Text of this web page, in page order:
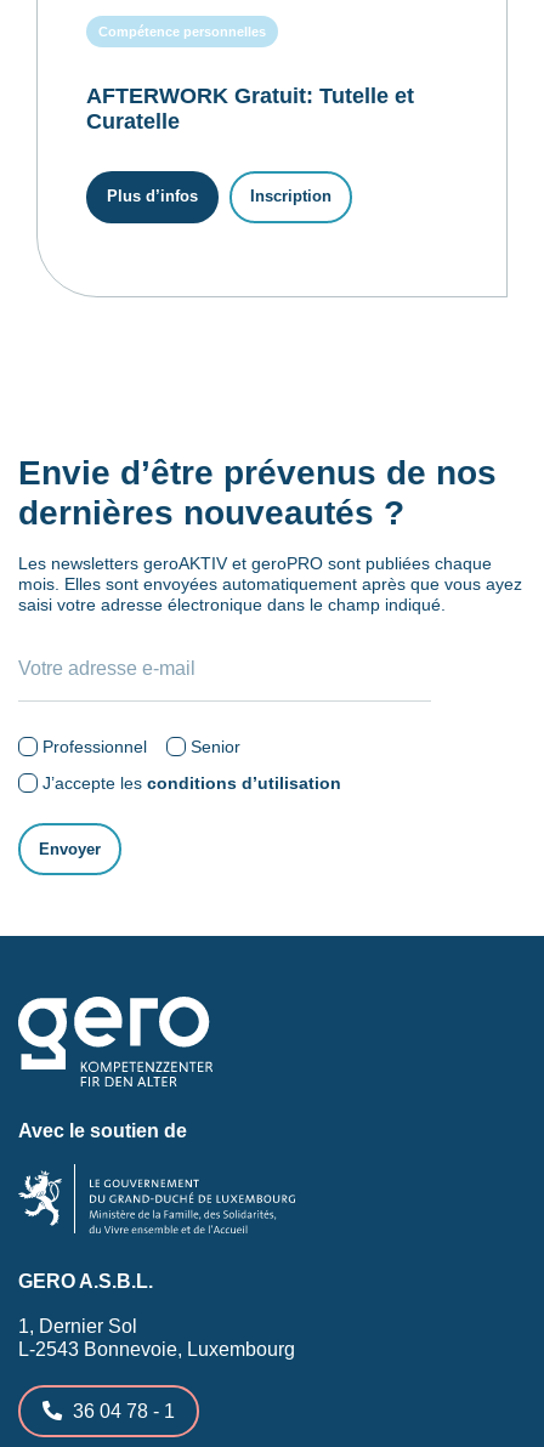
Compétence personnelles
AFTERWORK Gratuit: Tutelle et
Curatelle
Plus d’infos Inscription
Envie d’être prévenus de nos
dernières nouveautés ?
Les newsletters geroAKTIV et geroPRO sont publiées chaque
mois. Elles sont envoyées automatiquement après que vous ayez
saisi votre adresse électronique dans le champ indiqué.
Professionnel
Senior
J’accepte les conditions d’utilisation
Avec le soutien de
GERO A.S.B.L.
1, Dernier Sol
L-2543 Bonnevoie, Luxembourg
36 04 78 - 1